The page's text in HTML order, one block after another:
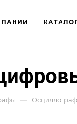
КАТАЛОГ
—